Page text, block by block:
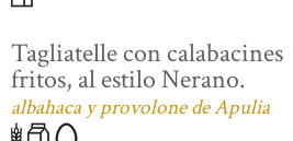
Tagliatelle con calabacines
fritos, al estilo Nerano.
albahaca y provolone de Apulia